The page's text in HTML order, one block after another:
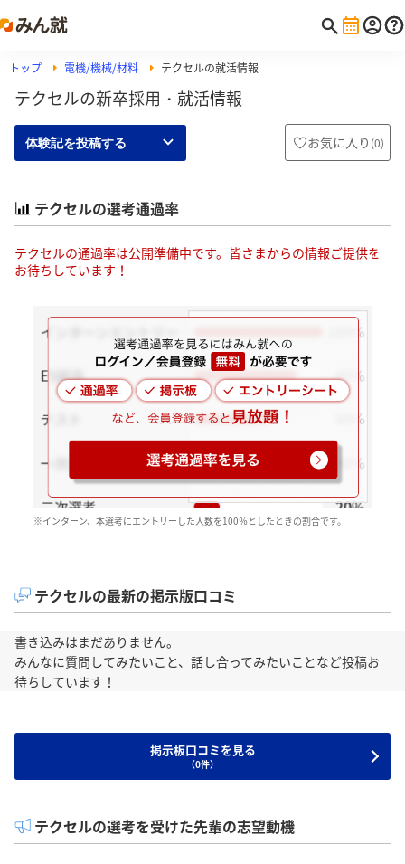
トップ 電機/機械/材料 テクセルの就活情報
テクセルの新卒採用・就活情報
体験記を投稿する お気に入り (0)
テクセルの選考通過率
テクセルの通過率は公開準備中です。皆さまからの情報ご提供を
お待ちしています！
※インターン、本選考にエントリーした人数を100％としたときの割合です。
テクセルの最新の掲示版口コミ
書き込みはまだありません。
みんなに質問してみたいこと、話し合ってみたいことなど投稿お
待ちしています！
掲示板口コミを見る
（0件）
テクセルの選考を受けた先輩の志望動機